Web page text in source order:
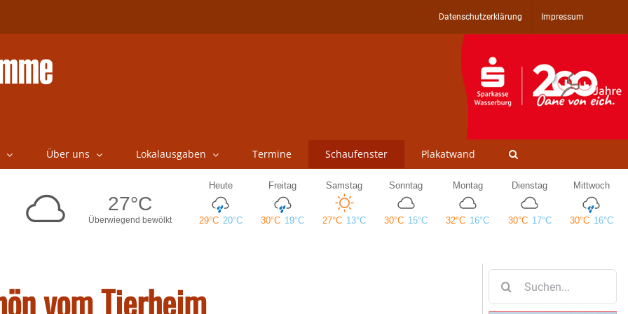
Datenschutzerklärung Impressum
Über uns Lokalausgaben Termine Schaufenster Plakatwand
vom Tierheim
nach: